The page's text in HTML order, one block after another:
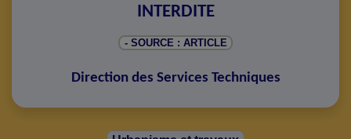
INTERDITE
- SOURCE : ARTICLE
Direction des Services Techniques